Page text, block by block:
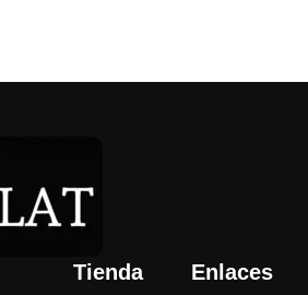
Tienda Enlaces